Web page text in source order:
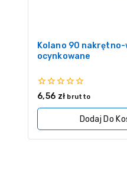
Kolano 90 nakrętno-
ocynkowane
0
5
6,56 zł brutto
Dodaj Do